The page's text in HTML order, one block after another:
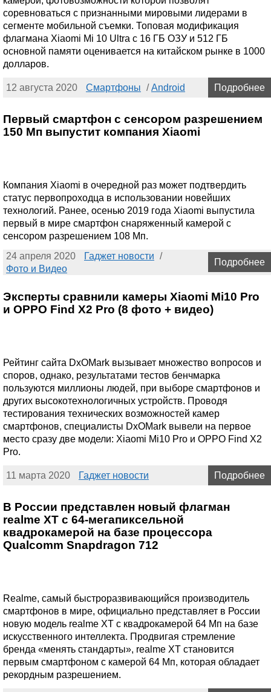
соревноваться с признанными мировыми лидерами в
сегменте мобильной съемки. Топовая модификация
флагмана Xiaomi Mi 10 Ultra с 16 ГБ ОЗУ и 512 ГБ
основной памяти оценивается на китайском рынке в 1000
долларов.
12 августа 2020 Смартфоны /Android Подробнее
Первый смартфон с сенсором разрешением
150 Мп выпустит компания Xiaomi
Компания Xiaomi в очередной раз может подтвердить
статус первопроходца в использовании новейших
технологий. Ранее, осенью 2019 года Xiaomi выпустила
первый в мире смартфон снаряженный камерой с
сенсором разрешением 108 Мп.
24 апреля 2020
Гаджет новости /
Фото и Видео
Подробнее
Эксперты сравнили камеры Xiaomi Mi10 Pro
и OPPO Find X2 Pro (8 фото + видео)
Рейтинг сайта DxOMark вызывает множество вопросов и
споров, однако, результатами тестов бенчмарка
пользуются миллионы людей, при выборе смартфонов и
других высокотехнологичных устройств. Проводя
тестирования технических возможностей камер
смартфонов, специалисты DxOMark вывели на первое
место сразу две модели: Xiaomi Mi10 Pro и OPPO Find X2
Pro.
11 марта 2020 Гаджет новости Подробнее
В России представлен новый флагман
realme XT с 64-мегапиксельной
квадрокамерой на базе процессора
Qualcomm Snapdragon 712
Realme, самый быстроразвивающийся производитель
смартфонов в мире, официально представляет в России
новую модель realme XT с квадрокамерой 64 Мп на базе
искусственного интеллекта. Продвигая стремление
бренда «менять стандарты», realme XT становится
первым смартфоном с камерой 64 Мп, которая обладает
рекордным разрешением.